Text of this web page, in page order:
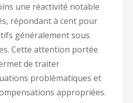
une réactivité notable
répondant à cent pour
généralement sous
Cette attention portée
de traiter
problématiques et
appropriées.